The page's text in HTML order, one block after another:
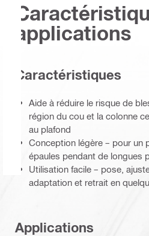
applications
Caractéristiques
Aide à réduire le risque de
région du cou et la colonne
au plafond
Conception légère – pour un
épaules pendant de longues
Utilisation facile – pose,
adaptation et retrait en
Applications